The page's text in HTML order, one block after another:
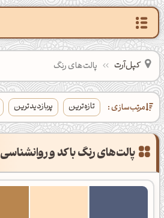
کپل‌آرت پالت‌های رنگ
مرتب‌سازی : تازه‌ترین پربازدیدترین
پالت‌های رنگ با کد و روانشناسی